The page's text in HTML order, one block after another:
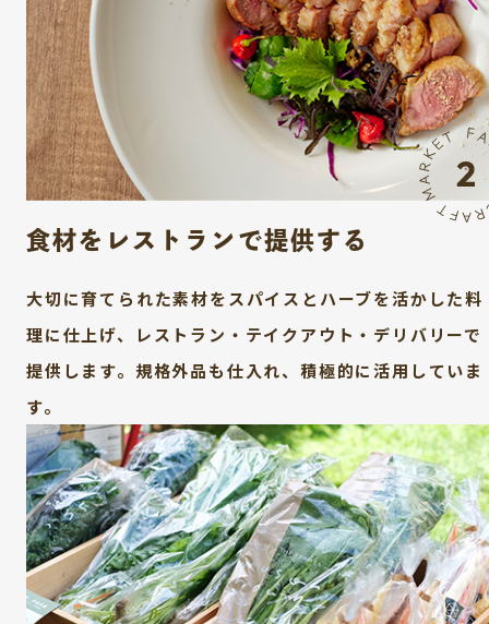
食材をレストランで提供する
大切に育てられた素材をスパイスとハーブを活かした料
理に仕上げ、レストラン・テイクアウト・デリバリーで
提供します。規格外品も仕入れ、積極的に活用していま
す。